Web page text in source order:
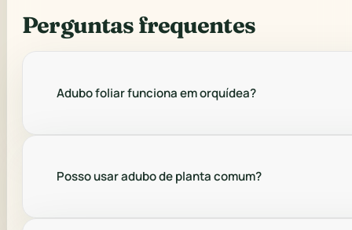
Perguntas frequentes
Adubo foliar funciona em orquídea?
Posso usar adubo de planta comum?